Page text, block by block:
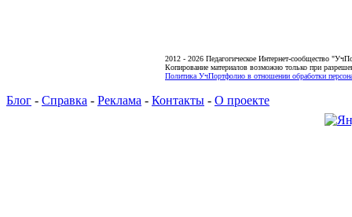
2012 - 2026 Педагогическое Интернет-сообщество
Копирование материалов возможно только при
Политика УчПортфолио в отношении обработки
Блог - Справка - Реклама - Контакты - О проекте